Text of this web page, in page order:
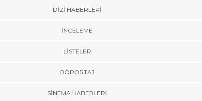
DIZI HABERLERI
İNCELEME
LISTELER
RÖPORTAJ
SINEMA HABERLERI